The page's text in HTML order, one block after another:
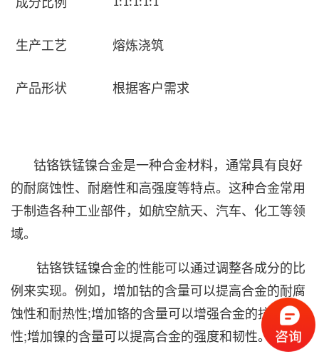
成分比例
生产工艺 熔炼浇筑
产品形状 根据客户需求
钴铬铁锰镍合金是一种合金材料，通常具有良好
的耐腐蚀性、耐磨性和高强度等特点。这种合金常用
于制造各种工业部件，如航空航天、汽车、化工等领
域。
钴铬铁锰镍合金的性能可以通过调整各成分的比
例来实现。例如，增加钴的含量可以提高合金的耐腐
蚀性和耐热性;增加铬的含量可以增强合金的抗氧化
性;增加镍的含量可以提高合金的强度和韧性。